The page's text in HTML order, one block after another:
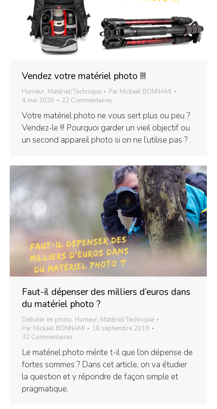
Vendez votre matériel photo !!!
Humeur, Matériel/Technique Par Mickaël BONNAMI
4 mai 2020
22 Commentaires
Votre matériel photo ne vous sert plus ou peu ?
Vendez-le !!! Pourquoi garder un vieil objectif ou
un second appareil photo si on ne l’utilise pas ?
Faut-il dépenser des milliers d’euros dans
du matériel photo ?
Débuter en photo, Humeur, Matériel/Technique
Par Mickaël BONNAMI
16 septembre 2019
32 Commentaires
Le matériel photo mérite t-il que l’on dépense de
fortes sommes ? Dans cet article, on va étudier
la question et y répondre de façon simple et
pragmatique.